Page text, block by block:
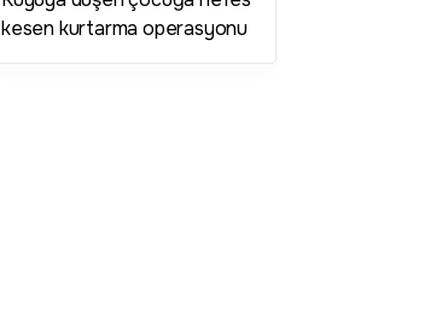
kesen kurtarma operasyonu